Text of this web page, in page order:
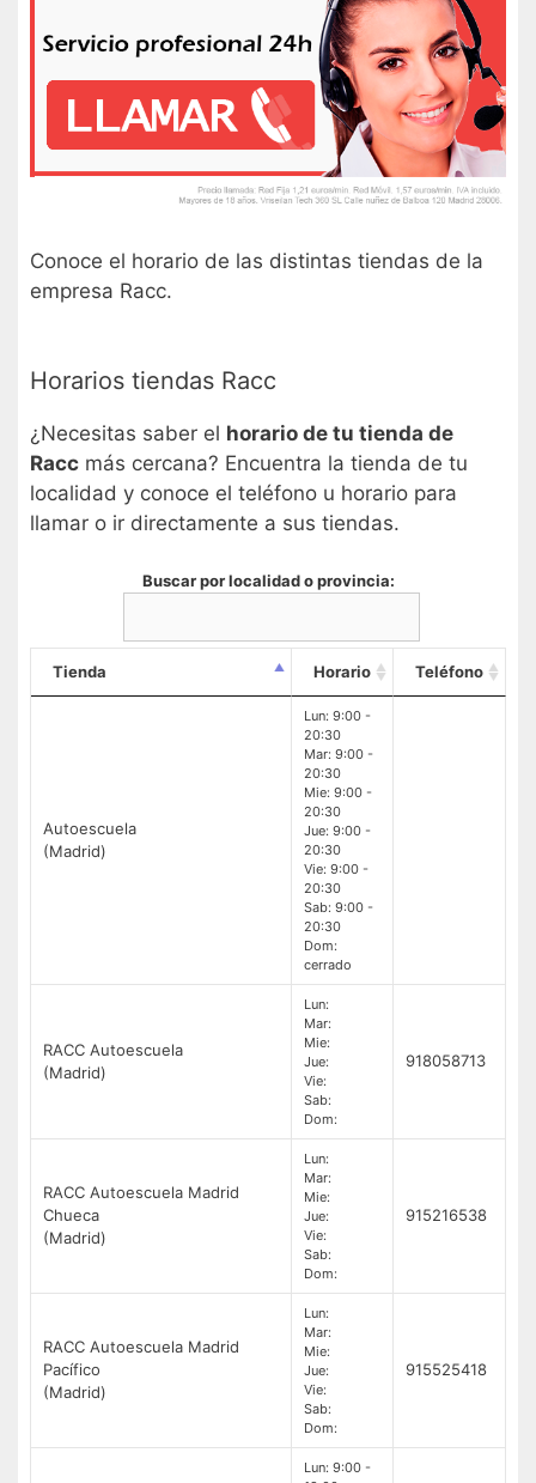
Conoce el horario de las distintas tiendas de la
empresa Racc.
Horarios tiendas Racc
¿Necesitas saber el horario de tu tienda de
Racc más cercana? Encuentra la tienda de tu
localidad y conoce el teléfono u horario para
llamar o ir directamente a sus tiendas.
Buscar por localidad o provincia:
Tienda Horario Teléfono
Autoescuela
(Madrid)
Lun: 9:00 -
20:30
Mar: 9:00 -
20:30
Mie: 9:00 -
20:30
Jue: 9:00 -
20:30
Vie: 9:00 -
20:30
Sab: 9:00 -
20:30
Dom:
cerrado
RACC Autoescuela
(Madrid)
Lun:
Mar:
Mie:
Jue:
Vie:
Sab:
Dom:
918058713
RACC Autoescuela Madrid
Chueca
(Madrid)
Lun:
Mar:
Mie:
Jue:
Vie:
Sab:
Dom:
915216538
RACC Autoescuela Madrid
Pacífico
(Madrid)
Lun:
Mar:
Mie:
Jue:
Vie:
Sab:
Dom:
915525418
Lun: 9:00 -